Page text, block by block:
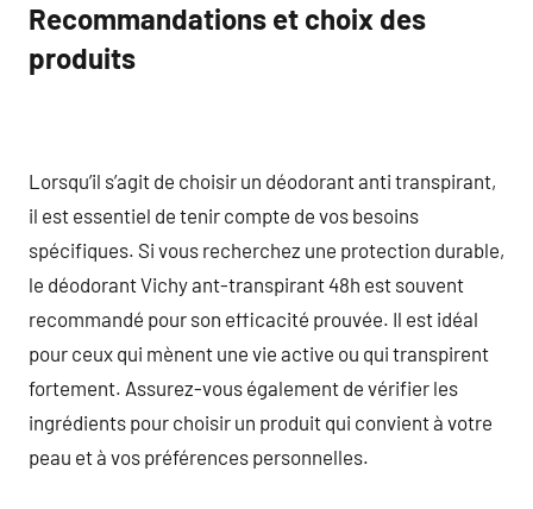
Recommandations et choix des
produits
Lorsqu’il s’agit de choisir un déodorant anti transpirant,
il est essentiel de tenir compte de vos besoins
spécifiques. Si vous recherchez une protection durable,
le déodorant Vichy ant-transpirant 48h est souvent
recommandé pour son efficacité prouvée. Il est idéal
pour ceux qui mènent une vie active ou qui transpirent
fortement. Assurez-vous également de vérifier les
ingrédients pour choisir un produit qui convient à votre
peau et à vos préférences personnelles.